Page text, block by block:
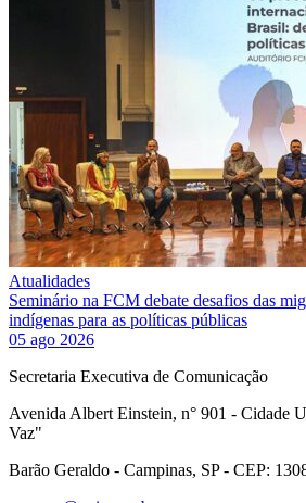
Atualidades
Seminário na FCM debate desafios das
indígenas para as políticas públicas
05 ago 2026
Secretaria Executiva de Comunicação
Avenida Albert Einstein, n° 901 - Cidade
Vaz"
Barão Geraldo - Campinas, SP - CEP: